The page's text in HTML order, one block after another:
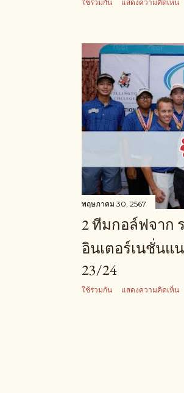
ใช้ร่วมกัน แสดงความคิดเห็น
พฤษภาคม 30, 2567
2 ทีมกอล์ฟจาก
อินเตอร์เนชั่นแ
23/24
ใช้ร่วมกัน แสดงความคิดเห็น